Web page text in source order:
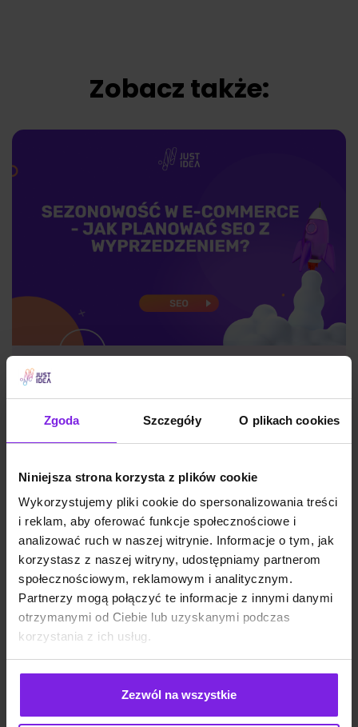
Zgoda Szczegóły O plikach cookies
Niniejsza strona korzysta z plików cookie
Wykorzystujemy pliki cookie do spersonalizowania treści
i reklam, aby oferować funkcje społecznościowe i
analizować ruch w naszej witrynie. Informacje o tym, jak
korzystasz z naszej witryny, udostępniamy partnerom
społecznościowym, reklamowym i analitycznym.
Partnerzy mogą połączyć te informacje z innymi danymi
otrzymanymi od Ciebie lub uzyskanymi podczas
korzystania z ich usług.
Zezwól na wszystkie
Zobacz także:
Sezonowość w e-commerce – jak
planować SEO z wyprzedzeniem?